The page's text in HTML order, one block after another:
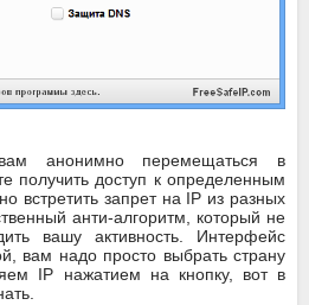
анонимно перемещаться в
получить доступ к определенным
встретить запрет на IP из разных
анти-алгоритм, который не
вашу активность. Интерфейс
вам надо просто выбрать страну
IP нажатием на кнопку, вот в